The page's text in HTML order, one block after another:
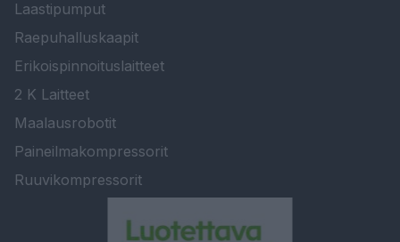
Laastipumput
Raepuhalluskaapit
Erikoispinnoituslaitteet
2 K Laitteet
Maalausrobotit
Paineilmakompressorit
Ruuvikompressorit